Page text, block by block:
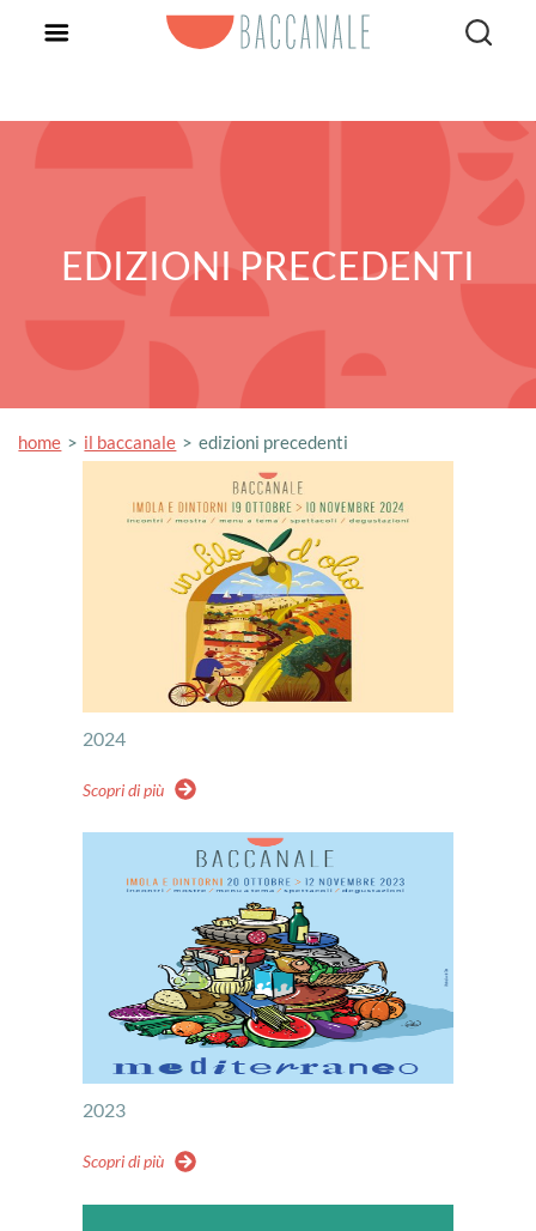
EDIZIONI PRECEDENTI
home il baccanale edizioni precedenti
2024
Scopri di più
2023
Scopri di più